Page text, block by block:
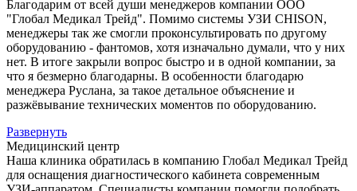
Благодарим от всей души менеджеров компании ООО
"Глобал Медикал Трейд". Помимо системы УЗИ CHISON,
менеджеры так же смогли проконсультировать по другому
оборудованию - фантомов, хотя изначально думали, что у них
нет. В итоге закрыли вопрос быстро и в одной компании, за
что я безмерно благодарны. В особенности благодарю
менеджера Руслана, за такое детальное объяснение и
разжёвывание технических моментов по оборудованию.
Развернуть
Медицинский центр
Наша клиника обратилась в компанию Глобал Медикал Трейд
для оснащения диагностического кабинета современным